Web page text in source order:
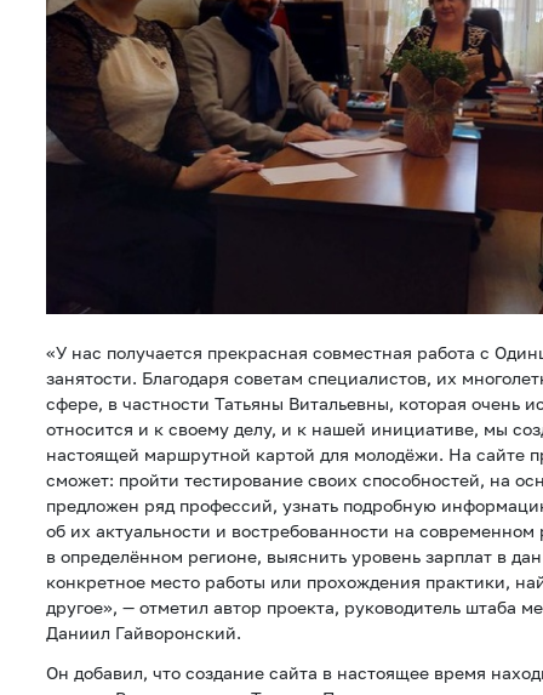
«У нас получается прекрасная совместная работа с
занятости. Благодаря советам специалистов, их
сфере, в частности Татьяны Витальевны, которая очень
относится и к своему делу, и к нашей инициативе, мы
настоящей маршрутной картой для молодёжи. На сайте
сможет: пройти тестирование своих способностей, на
предложен ряд профессий, узнать подробную
об их актуальности и востребованности на современном
в определённом регионе, выяснить уровень зарплат в
конкретное место работы или прохождения практики,
другое», — отметил автор проекта, руководитель штаба
Даниил Гайворонский.
Он добавил, что создание сайта в настоящее время